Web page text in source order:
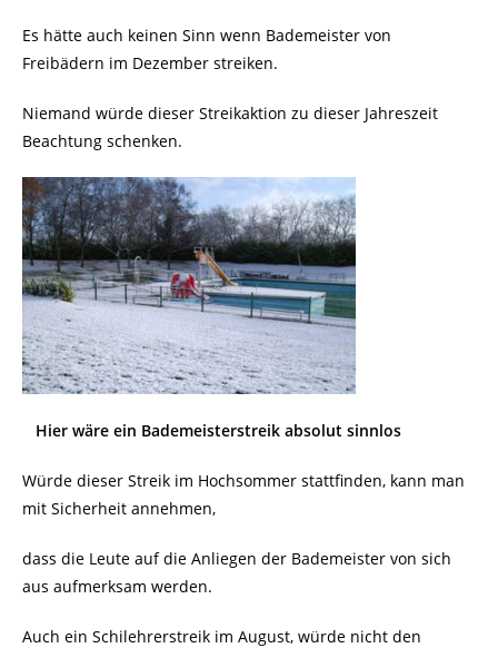
Es hätte auch keinen Sinn wenn Bademeister von
Freibädern im Dezember streiken.
Niemand würde dieser Streikaktion zu dieser Jahreszeit
Beachtung schenken.
Hier wäre ein Bademeisterstreik absolut sinnlos
Würde dieser Streik im Hochsommer stattfinden, kann man
mit Sicherheit annehmen,
dass die Leute auf die Anliegen der Bademeister von sich
aus aufmerksam werden.
Auch ein Schilehrerstreik im August, würde nicht den